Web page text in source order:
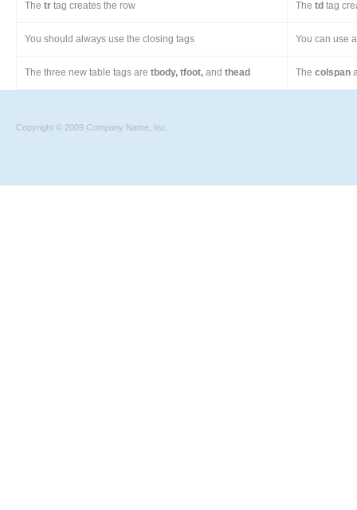
The tr tag creates the row The td tag
You should always use the closing tags You can use
The three new table tags are tbody, tfoot, and thead The colspan
Copyright © 2009 Company Name, Inc.